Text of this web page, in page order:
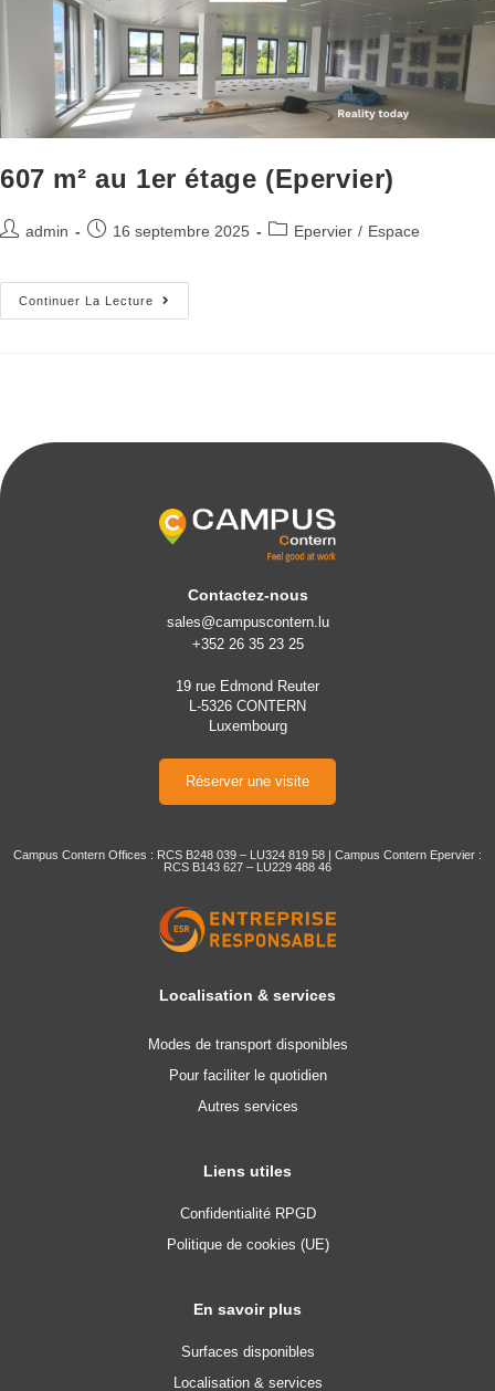
607 m² au 1er étage (Epervier)
admin 16 septembre 2025 Epervier / Espace
Continuer La Lecture
Contactez-nous
sales@campuscontern.lu
+352 26 35 23 25
19 rue Edmond Reuter
L-5326 CONTERN
Luxembourg
Réserver une visite
Campus Contern Offices : RCS B248 039 – LU324 819 58 | Campus Contern Epervier :
RCS B143 627 – LU229 488 46
Localisation & services
Modes de transport disponibles
Pour faciliter le quotidien
Autres services
Liens utiles
Confidentialité RPGD
Politique de cookies (UE)
En savoir plus
Surfaces disponibles
Localisation & services